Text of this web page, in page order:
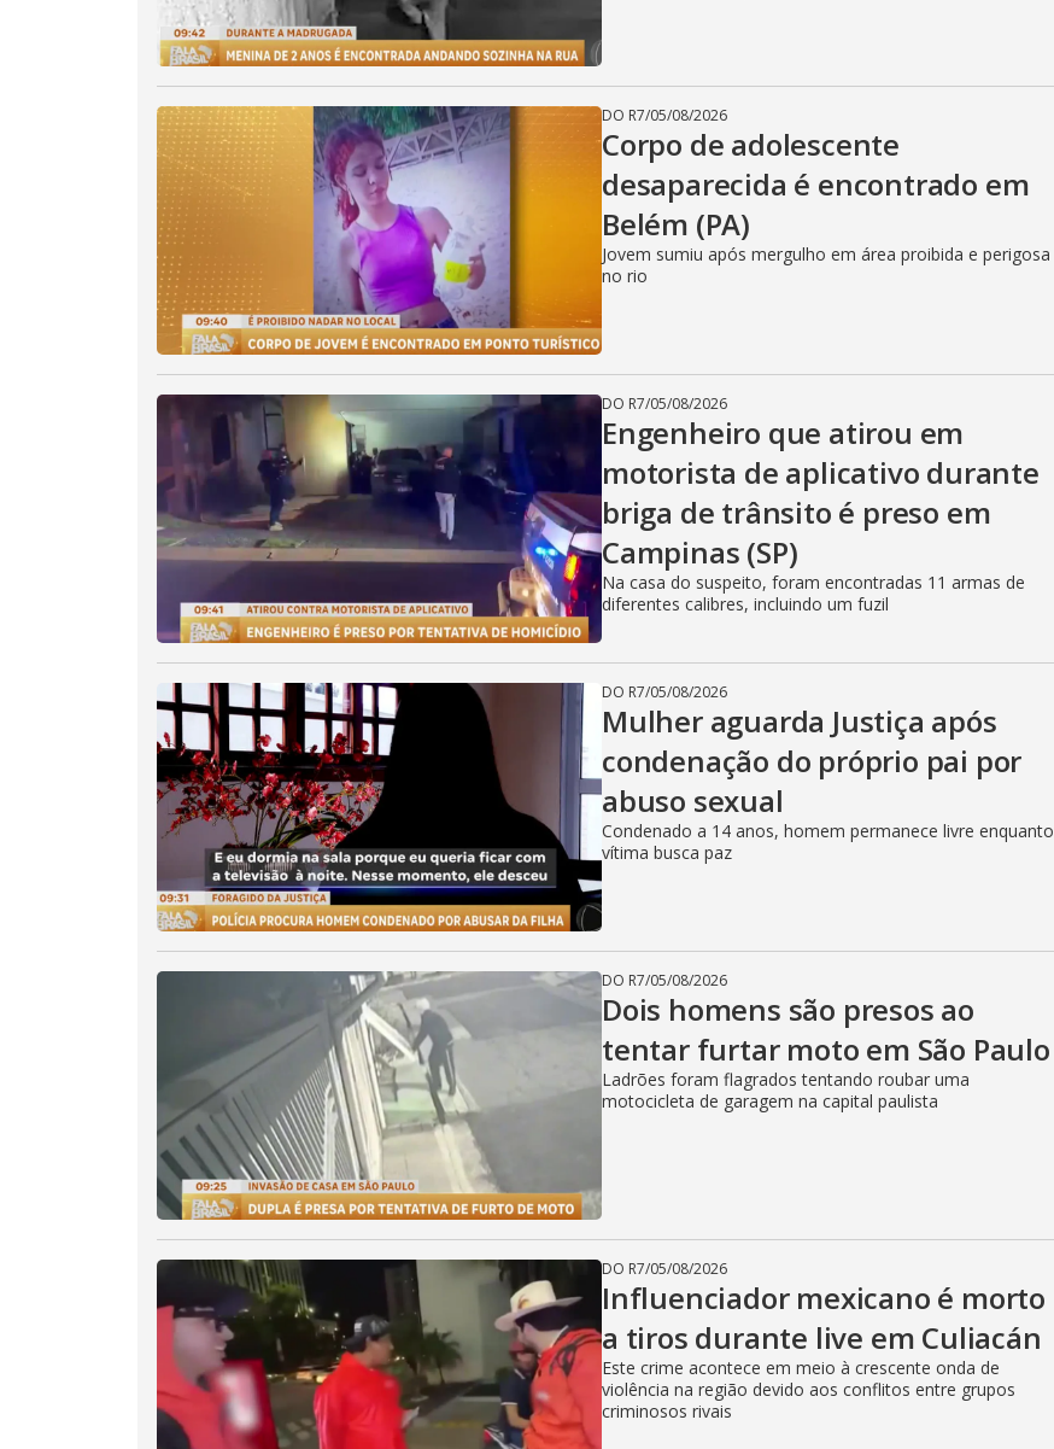
DO R7/05/08/2026
Corpo de adolescente
desaparecida é encontrado em
Belém (PA)
Jovem sumiu após mergulho em área proibida e perigosa
no rio
DO R7/05/08/2026
Engenheiro que atirou em
motorista de aplicativo durante
briga de trânsito é preso em
Campinas (SP)
Na casa do suspeito, foram encontradas 11 armas de
diferentes calibres, incluindo um fuzil
DO R7/05/08/2026
Mulher aguarda Justiça após
condenação do próprio pai por
abuso sexual
Condenado a 14 anos, homem permanece livre enquanto
vítima busca paz
DO R7/05/08/2026
Dois homens são presos ao
tentar furtar moto em São Paulo
Ladrões foram flagrados tentando roubar uma
motocicleta de garagem na capital paulista
DO R7/05/08/2026
Influenciador mexicano é morto
a tiros durante live em Culiacán
Este crime acontece em meio à crescente onda de
violência na região devido aos conflitos entre grupos
criminosos rivais